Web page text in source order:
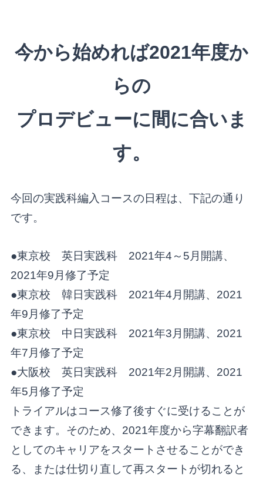
今から始めれば2021年度か
らの
プロデビューに間に合いま
す。
今回の実践科編入コースの日程は、下記の通り
です。
●東京校 英日実践科 2021年4～5月開講、
2021年9月修了予定
●東京校 韓日実践科 2021年4月開講、2021
年9月修了予定
●東京校 中日実践科 2021年3月開講、2021
年7月修了予定
●大阪校 英日実践科 2021年2月開講、2021
年5月修了予定
トライアルはコース修了後すぐに受けることが
できます。そのため、 2021年度から字幕翻訳者
としてのキャリアをスタートさせることができ
る、または仕切り直して再スタートが切れると